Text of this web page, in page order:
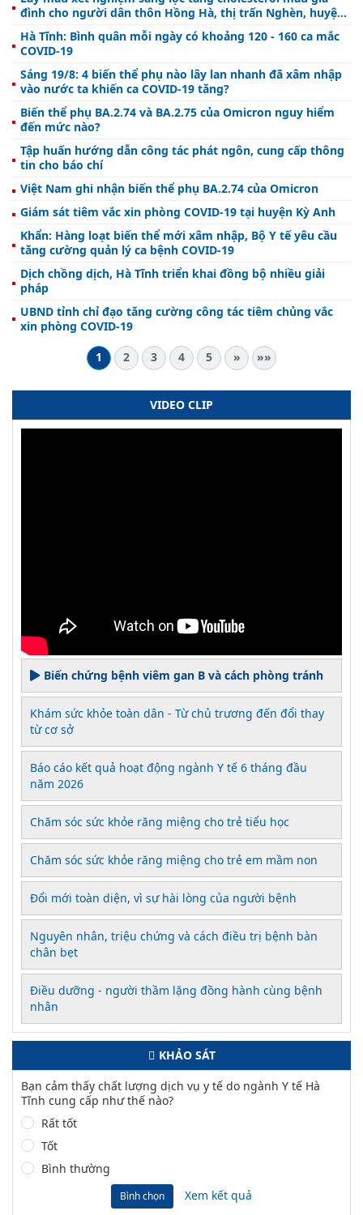
đình cho người dân thôn Hồng Hà, thị trấn Nghèn, huyện
Can Lộc
Hà Tĩnh: Bình quân mỗi ngày có khoảng 120 - 160 ca mắc
COVID-19
Sáng 19/8: 4 biến thể phụ nào lây lan nhanh đã xâm nhập
vào nước ta khiến ca COVID-19 tăng?
Biến thể phụ BA.2.74 và BA.2.75 của Omicron nguy hiểm
đến mức nào?
Tập huấn hướng dẫn công tác phát ngôn, cung cấp thông
tin cho báo chí
Việt Nam ghi nhận biến thể phụ BA.2.74 của Omicron
Giám sát tiêm vắc xin phòng COVID-19 tại huyện Kỳ Anh
Khẩn: Hàng loạt biến thể mới xâm nhập, Bộ Y tế yêu cầu
tăng cường quản lý ca bệnh COVID-19
Dịch chồng dịch, Hà Tĩnh triển khai đồng bộ nhiều giải
pháp
UBND tỉnh chỉ đạo tăng cường công tác tiêm chủng vắc
xin phòng COVID-19
1
2 3 4 5 » »»
VIDEO CLIP
Biến chứng bệnh viêm gan B và cách phòng tránh
Khám sức khỏe toàn dân - Từ chủ trương đến đổi thay
từ cơ sở
Báo cáo kết quả hoạt động ngành Y tế 6 tháng đầu
năm 2026
Chăm sóc sức khỏe răng miệng cho trẻ tiểu học
Chăm sóc sức khỏe răng miệng cho trẻ em mầm non
Đổi mới toàn diện, vì sự hài lòng của người bệnh
Nguyên nhân, triệu chứng và cách điều trị bệnh bàn
chân bẹt
Điều dưỡng - người thầm lặng đồng hành cùng bệnh
nhân
KHẢO SÁT
Bạn cảm thấy chất lượng dịch vụ y tế do ngành Y tế Hà
Tĩnh cung cấp như thế nào?
Rất tốt
Tốt
Bình thường
Bình chọn Xem kết quả